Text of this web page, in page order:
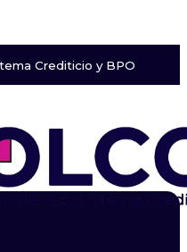
Crediticio y BPO